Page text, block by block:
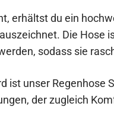
erhältst du ein
Die Hose
sodass sie
ist unser Regenhose
der zugleich